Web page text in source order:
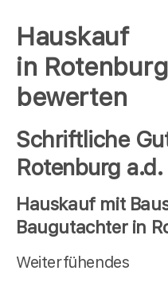
Hauskauf
in
bewerten
Schriftliche
Rotenburg
Hauskauf mit
Baugutachter in
Weiterfühendes